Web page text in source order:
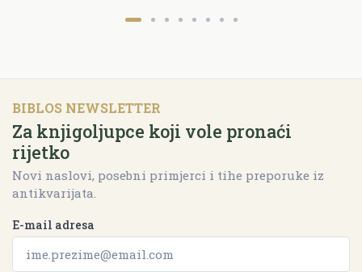
BIBLOS NEWSLETTER
Za knjigoljupce koji vole pronaći
rijetko
Novi naslovi, posebni primjerci i tihe preporuke iz
antikvarijata.
E-mail adresa